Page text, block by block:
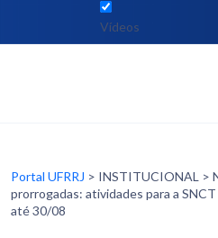
Vídeos
Portal UFRRJ > INSTITUCIONAL >
prorrogadas: atividades para a
até 30/08